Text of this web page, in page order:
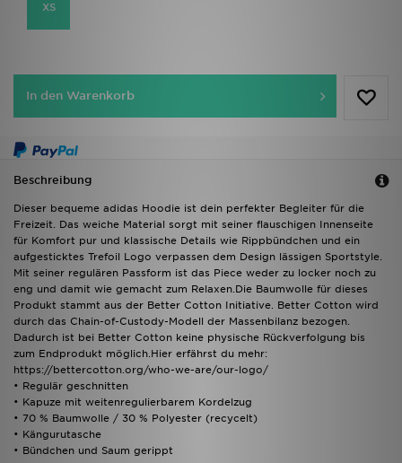
XS
In den Warenkorb
Beschreibung
Dieser bequeme adidas Hoodie ist dein perfekter Begleiter für die
Freizeit. Das weiche Material sorgt mit seiner flauschigen Innenseite
für Komfort pur und klassische Details wie Rippbündchen und ein
aufgesticktes Trefoil Logo verpassen dem Design lässigen Sportstyle.
Mit seiner regulären Passform ist das Piece weder zu locker noch zu
eng und damit wie gemacht zum Relaxen.Die Baumwolle für dieses
Produkt stammt aus der Better Cotton Initiative. Better Cotton wird
durch das Chain-of-Custody-Modell der Massenbilanz bezogen.
Dadurch ist bei Better Cotton keine physische Rückverfolgung bis
zum Endprodukt möglich.Hier erfährst du mehr:
https://bettercotton.org/who-we-are/our-logo/
• Regulär geschnitten
• Kapuze mit weitenregulierbarem Kordelzug
• 70 % Baumwolle / 30 % Polyester (recycelt)
• Kängurutasche
• Bündchen und Saum gerippt